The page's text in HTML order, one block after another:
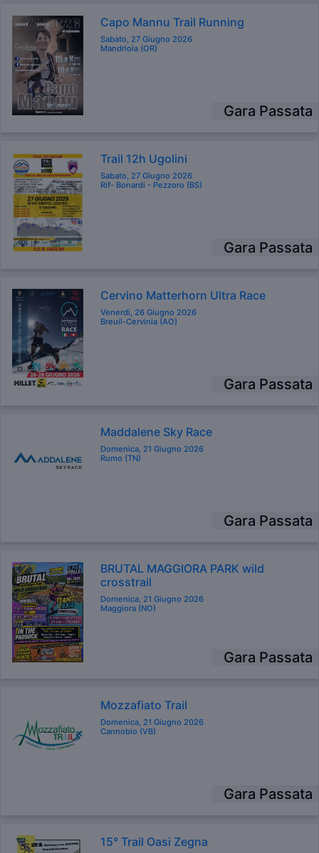
Capo Mannu Trail Running
Sabato, 27 Giugno 2026
Mandriola (OR)
Gara Passata
Trail 12h Ugolini
Sabato, 27 Giugno 2026
Rif- Bonardi - Pezzoro (BS)
Gara Passata
Cervino Matterhorn Ultra Race
Venerdì, 26 Giugno 2026
Breuil-Cervinia (AO)
Gara Passata
Maddalene Sky Race
Domenica, 21 Giugno 2026
Rumo (TN)
Gara Passata
BRUTAL MAGGIORA PARK wild
crosstrail
Domenica, 21 Giugno 2026
Maggiora (NO)
Gara Passata
Mozzafiato Trail
Domenica, 21 Giugno 2026
Cannobio (VB)
Gara Passata
15° Trail Oasi Zegna